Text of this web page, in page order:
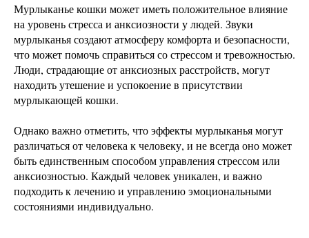
Мурлыканье кошки может иметь положительное влияние
на уровень стресса и анксиозности у людей. Звуки
мурлыканья создают атмосферу комфорта и безопасности,
что может помочь справиться со стрессом и тревожностью.
Люди, страдающие от анксиозных расстройств, могут
находить утешение и успокоение в присутствии
мурлыкающей кошки.
Однако важно отметить, что эффекты мурлыканья могут
различаться от человека к человеку, и не всегда оно может
быть единственным способом управления стрессом или
анксиозностью. Каждый человек уникален, и важно
подходить к лечению и управлению эмоциональными
состояниями индивидуально.